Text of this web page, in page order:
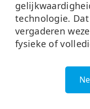
technologie.
vergaderen
fysieke of